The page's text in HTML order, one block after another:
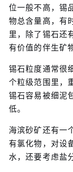
位一般不高，锡
物总含量高，有
里，除了锡石还
有价值的伴生矿
锡石粒度通常很
个粒级范围里，
锡石容易被细泥
低。
海滨砂矿还有一
有氯化物，对设
水，还要考虑盐